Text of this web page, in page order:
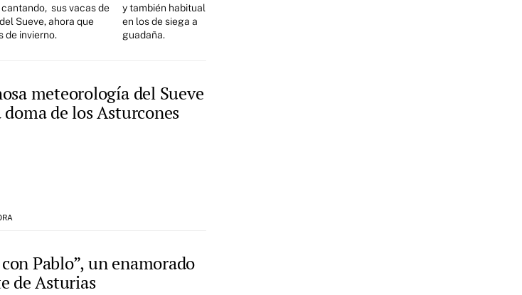
cantando, sus vacas de
Sueve, ahora que
de invierno.
y también habitual
en los de siega a
guadaña.
meteorología del Sueve
de los Asturcones
Pablo”, un enamorado
de Asturias